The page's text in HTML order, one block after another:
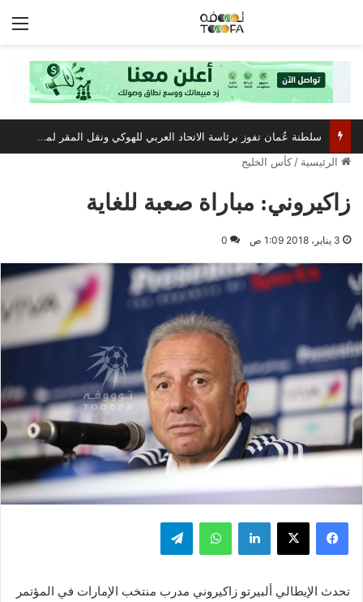
سلطنة عُمان تفوز برئاسة الاتحاد العربي للهوكي ونقل المقر لمسقط
الرئيسية / كأس الخليج
زاكيروني: مباراة صعبة للغاية
3 يناير، 2018 1:09 ص 0
فيسبوك ‫X لينكدإن واتساب تيلقرام
تحدث الإيطالي ألبيرتو زاكيروني مدرب منتخب الإمارات في المؤتمر